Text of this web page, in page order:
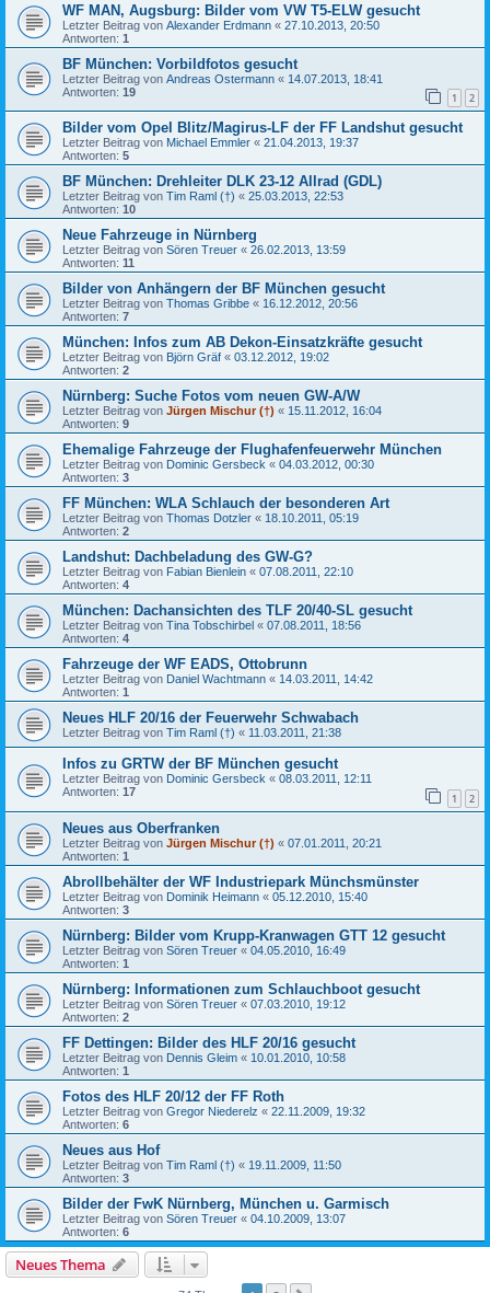
WF MAN, Augsburg: Bilder vom VW T5-ELW gesucht
Letzter Beitrag von Alexander Erdmann « 27.10.2013, 20:50
Antworten: 1
BF München: Vorbildfotos gesucht
Letzter Beitrag von Andreas Ostermann « 14.07.2013, 18:41
Antworten: 19 1 2
Bilder vom Opel Blitz/Magirus-LF der FF Landshut gesucht
Letzter Beitrag von Michael Emmler « 21.04.2013, 19:37
Antworten: 5
BF München: Drehleiter DLK 23-12 Allrad (GDL)
Letzter Beitrag von Tim Raml (†) « 25.03.2013, 22:53
Antworten: 10
Neue Fahrzeuge in Nürnberg
Letzter Beitrag von Sören Treuer « 26.02.2013, 13:59
Antworten: 11
Bilder von Anhängern der BF München gesucht
Letzter Beitrag von Thomas Gribbe « 16.12.2012, 20:56
Antworten: 7
München: Infos zum AB Dekon-Einsatzkräfte gesucht
Letzter Beitrag von Björn Gräf « 03.12.2012, 19:02
Antworten: 2
Nürnberg: Suche Fotos vom neuen GW-A/W
Letzter Beitrag von Jürgen Mischur (†) « 15.11.2012, 16:04
Antworten: 9
Ehemalige Fahrzeuge der Flughafenfeuerwehr München
Letzter Beitrag von Dominic Gersbeck « 04.03.2012, 00:30
Antworten: 3
FF München: WLA Schlauch der besonderen Art
Letzter Beitrag von Thomas Dotzler « 18.10.2011, 05:19
Antworten: 2
Landshut: Dachbeladung des GW-G?
Letzter Beitrag von Fabian Bienlein « 07.08.2011, 22:10
Antworten: 4
München: Dachansichten des TLF 20/40-SL gesucht
Letzter Beitrag von Tina Tobschirbel « 07.08.2011, 18:56
Antworten: 4
Fahrzeuge der WF EADS, Ottobrunn
Letzter Beitrag von Daniel Wachtmann « 14.03.2011, 14:42
Antworten: 1
Neues HLF 20/16 der Feuerwehr Schwabach
Letzter Beitrag von Tim Raml (†) « 11.03.2011, 21:38
Infos zu GRTW der BF München gesucht
Letzter Beitrag von Dominic Gersbeck « 08.03.2011, 12:11
Antworten: 17 1 2
Neues aus Oberfranken
Letzter Beitrag von Jürgen Mischur (†) « 07.01.2011, 20:21
Antworten: 1
Abrollbehälter der WF Industriepark Münchsmünster
Letzter Beitrag von Dominik Heimann « 05.12.2010, 15:40
Antworten: 3
Nürnberg: Bilder vom Krupp-Kranwagen GTT 12 gesucht
Letzter Beitrag von Sören Treuer « 04.05.2010, 16:49
Antworten: 1
Nürnberg: Informationen zum Schlauchboot gesucht
Letzter Beitrag von Sören Treuer « 07.03.2010, 19:12
Antworten: 2
FF Dettingen: Bilder des HLF 20/16 gesucht
Letzter Beitrag von Dennis Gleim « 10.01.2010, 10:58
Antworten: 1
Fotos des HLF 20/12 der FF Roth
Letzter Beitrag von Gregor Niederelz « 22.11.2009, 19:32
Antworten: 6
Neues aus Hof
Letzter Beitrag von Tim Raml (†) « 19.11.2009, 11:50
Antworten: 3
Bilder der FwK Nürnberg, München u. Garmisch
Letzter Beitrag von Sören Treuer « 04.10.2009, 13:07
Antworten: 6
Neues Thema